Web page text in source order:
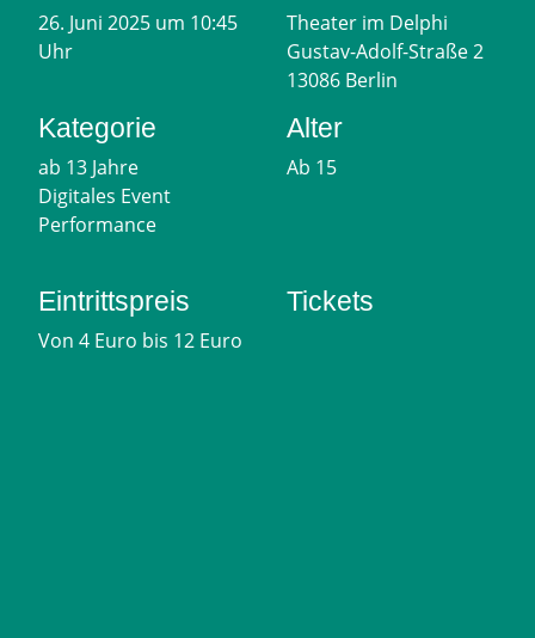
26. Juni 2025 um 10:45
Uhr
Theater im Delphi
Gustav-Adolf-Straße 2
13086 Berlin
Kategorie
ab 13 Jahre
Digitales Event
Performance
Alter
Ab 15
Eintrittspreis
Von 4 Euro bis 12 Euro
Tickets